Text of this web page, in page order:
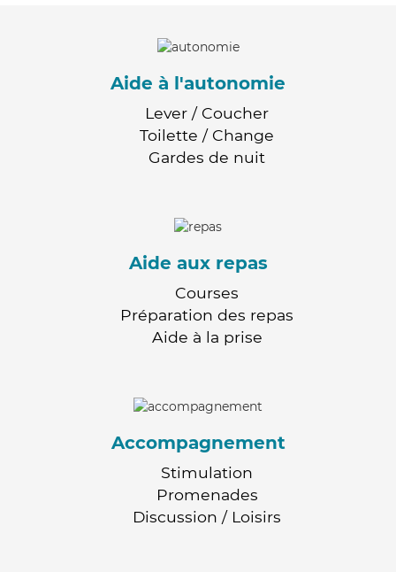
Aide à l'autonomie
Lever / Coucher
Toilette / Change
Gardes de nuit
Aide aux repas
Courses
Préparation des repas
Aide à la prise
Accompagnement
Stimulation
Promenades
Discussion / Loisirs